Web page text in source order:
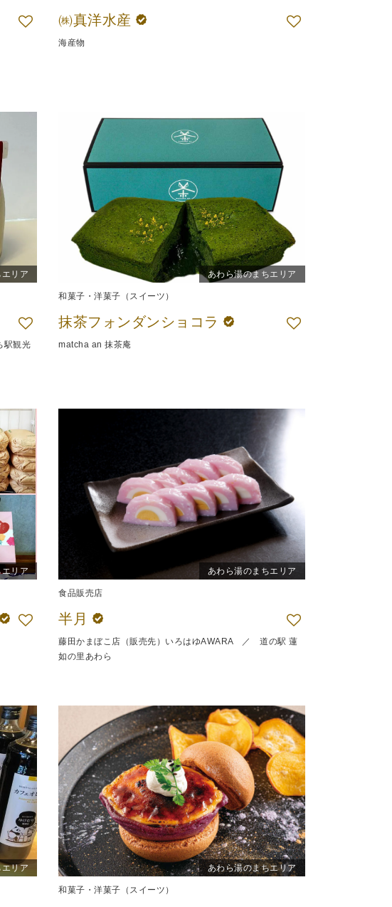
㈱真洋水産
海産物
リア
駅観光
あわら湯のまちエリア
和菓子・洋菓子（スイーツ）
抹茶フォンダンショコラ
matcha an 抹茶庵
エリア あわら湯のまちエリア
食品販売店
半月
藤田かまぼこ店（販売先）いろはゆAWARA ／ 道の駅 蓮
如の里あわら
リア あわら湯のまちエリア
和菓子・洋菓子（スイーツ）